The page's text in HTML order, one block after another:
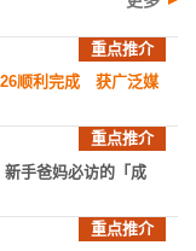
重点推介
顺利完成 获广泛媒
重点推介
手爸妈必访的「成
重点推介